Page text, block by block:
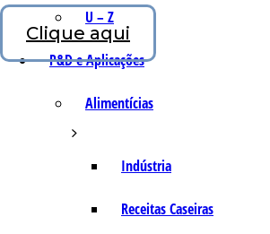
U – Z
P&D e Aplicações
Alimentícias
Indústria
Receitas Caseiras
Clique aqui